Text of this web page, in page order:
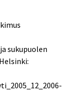
sukupuolen